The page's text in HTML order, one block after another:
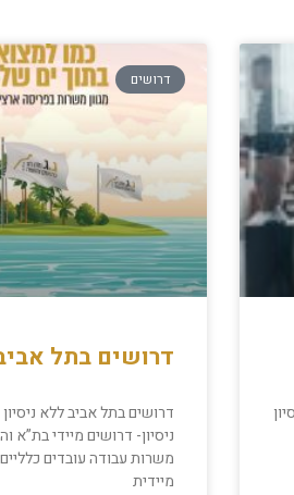
דרושים
דרושים בתל
דרושים בתל אביב ללא
ניסיון- דרושים מיידי בת”א
משרות עבודה עובדים
מיידית